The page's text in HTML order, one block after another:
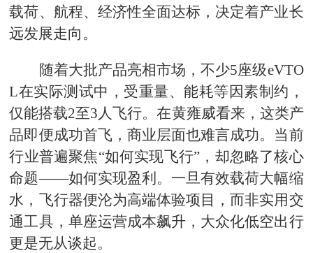
载荷、航程、经济性全面达标，决定着产业长
远发展走向。
随着大批产品亮相市场，不少5座级eVTO
L在实际测试中，受重量、能耗等因素制约，
仅能搭载2至3人飞行。在黄雍威看来，这类产
品即便成功首飞，商业层面也难言成功。当前
行业普遍聚焦“如何实现飞行”，却忽略了核心
命题——如何实现盈利。一旦有效载荷大幅缩
水，飞行器便沦为高端体验项目，而非实用交
通工具，单座运营成本飙升，大众化低空出行
更是无从谈起。